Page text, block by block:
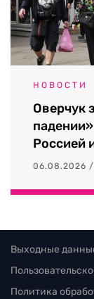
НОВОСТИ
Оверчук
Россией
06.08.2026 /
Выходные
Политика